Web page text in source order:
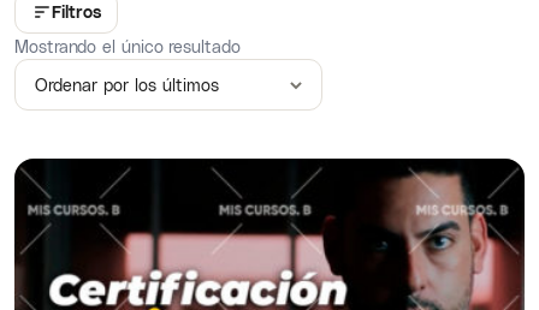
Filtros
Mostrando el único resultado